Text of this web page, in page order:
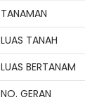
TANAMAN
LUAS TANAH
LUAS BERTANAM
NO. GERAN